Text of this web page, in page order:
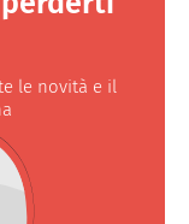
le novità e il